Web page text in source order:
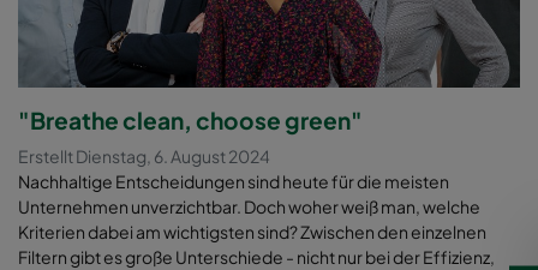
"Breathe clean, choose green"
Erstellt Dienstag, 6. August 2024
Nachhaltige Entscheidungen sind heute für die meisten
Unternehmen unverzichtbar. Doch woher weiß man, welche
Kriterien dabei am wichtigsten sind? Zwischen den einzelnen
Filtern gibt es große Unterschiede - nicht nur bei der Effizienz,